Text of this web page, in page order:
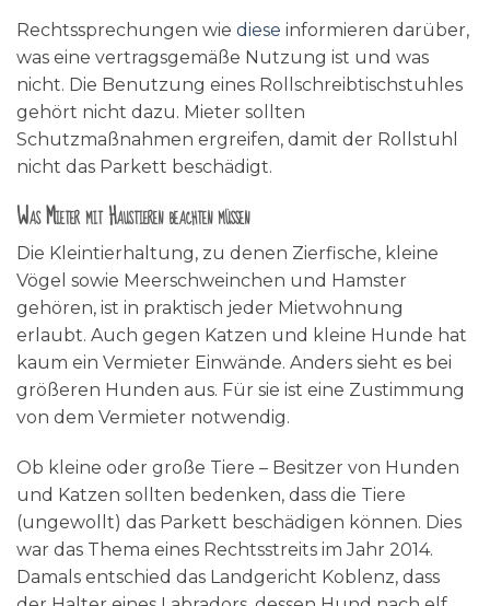
Rechtssprechungen wie diese informieren darüber,
was eine vertragsgemäße Nutzung ist und was
nicht. Die Benutzung eines Rollschreibtischstuhles
gehört nicht dazu. Mieter sollten
Schutzmaßnahmen ergreifen, damit der Rollstuhl
nicht das Parkett beschädigt.
Was Mieter mit Haustieren beachten müssen
Die Kleintierhaltung, zu denen Zierfische, kleine
Vögel sowie Meerschweinchen und Hamster
gehören, ist in praktisch jeder Mietwohnung
erlaubt. Auch gegen Katzen und kleine Hunde hat
kaum ein Vermieter Einwände. Anders sieht es bei
größeren Hunden aus. Für sie ist eine Zustimmung
von dem Vermieter notwendig.
Ob kleine oder große Tiere – Besitzer von Hunden
und Katzen sollten bedenken, dass die Tiere
(ungewollt) das Parkett beschädigen können. Dies
war das Thema eines Rechtsstreits im Jahr 2014.
Damals entschied das Landgericht Koblenz, dass